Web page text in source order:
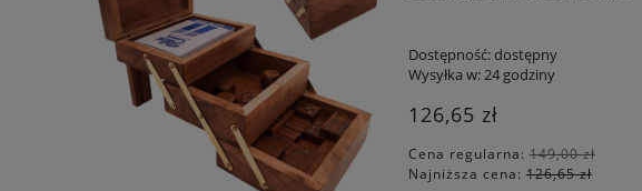
Dostępność:dostępny
Wysyłka w:24 godziny
126,65 zł
Cena regularna: 149,00 zł
Najniższa cena:126,65 zł